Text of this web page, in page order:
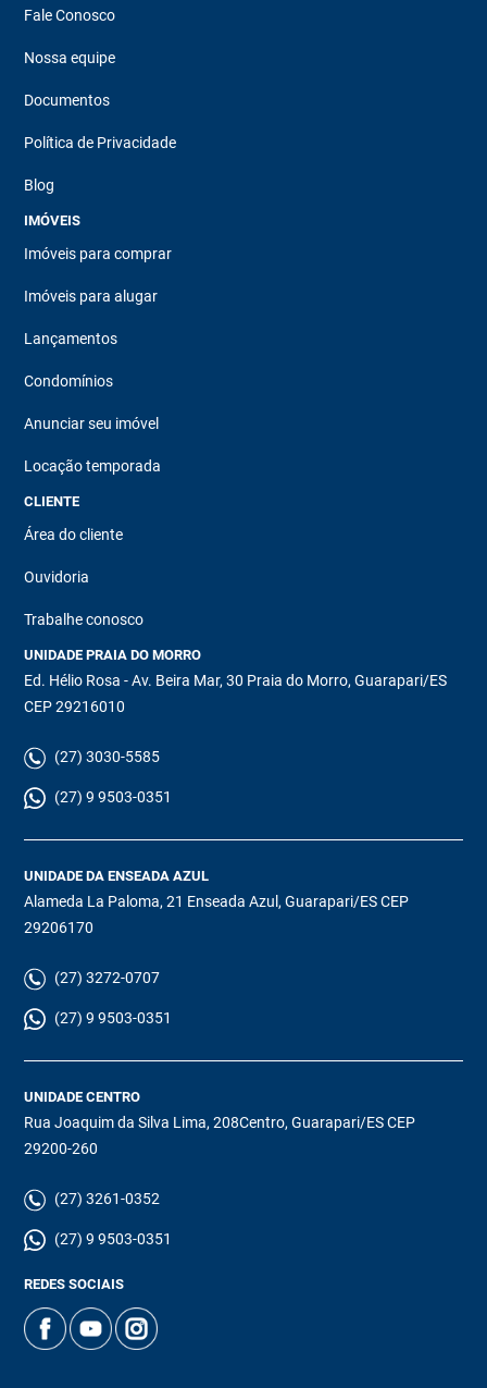
Fale Conosco
Nossa equipe
Documentos
Política de Privacidade
Blog
IMÓVEIS
Imóveis para comprar
Imóveis para alugar
Lançamentos
Condomínios
Anunciar seu imóvel
Locação temporada
CLIENTE
Área do cliente
Ouvidoria
Trabalhe conosco
UNIDADE PRAIA DO MORRO
Ed. Hélio Rosa - Av. Beira Mar, 30 Praia do Morro, Guarapari/ES
CEP 29216010
(27) 3030-5585
(27) 9 9503-0351
UNIDADE DA ENSEADA AZUL
Alameda La Paloma, 21 Enseada Azul, Guarapari/ES CEP
29206170
(27) 3272-0707
(27) 9 9503-0351
UNIDADE CENTRO
Rua Joaquim da Silva Lima, 208Centro, Guarapari/ES CEP
29200-260
(27) 3261-0352
(27) 9 9503-0351
REDES SOCIAIS